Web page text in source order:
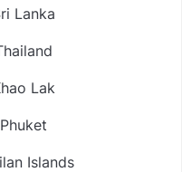
Lanka
Lak
Islands